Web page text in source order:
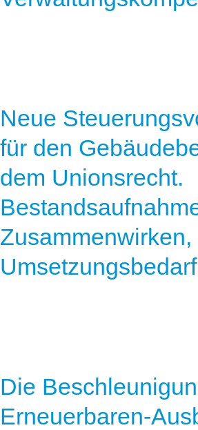
Neue
für den
dem Unionsrecht.
Zusammenwirken,
Umsetzungsbedarf
Die
Erneuerbaren-